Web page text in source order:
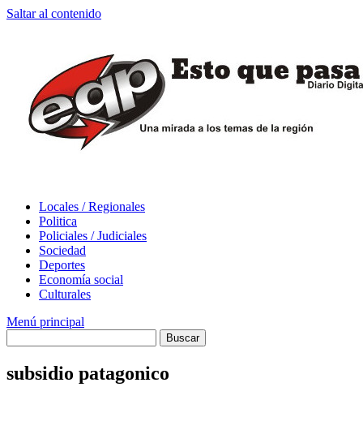
Saltar al contenido
Locales / Regionales
Politica
Policiales / Judiciales
Sociedad
Deportes
Economía social
Culturales
Menú principal
subsidio patagonico